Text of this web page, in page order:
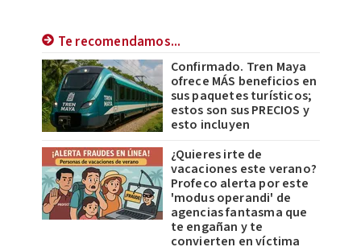
Te recomendamos...
Confirmado. Tren Maya
ofrece MÁS beneficios en
sus paquetes turísticos;
estos son sus PRECIOS y
esto incluyen
¿Quieres irte de
vacaciones este verano?
Profeco alerta por este
'modus operandi' de
agencias fantasma que
te engañan y te
convierten en víctima